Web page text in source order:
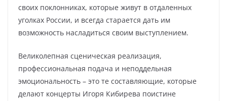
своих поклонниках, которые живут в отдаленных
уголках России, и всегда старается дать им
возможность насладиться своим выступлением.
Великолепная сценическая реализация,
профессиональная подача и неподдельная
эмоциональность – это те составляющие, которые
делают концерты Игоря Кибирева поистине